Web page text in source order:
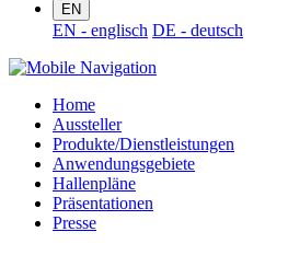
EN
EN - englisch DE - deutsch
Home
Aussteller
Produkte/Dienstleistungen
Anwendungsgebiete
Hallenpläne
Präsentationen
Presse